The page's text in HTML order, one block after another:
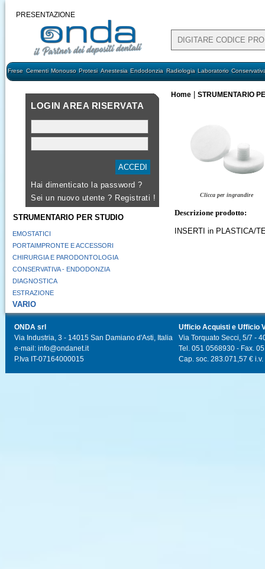
PRESENTAZIONE
Frese Cementi Monouso Protesi Anestesia Endodonzia Radiologia Laboratorio
LOGIN AREA RISERVATA
Hai dimenticato la password ?
Sei un nuovo utente ? Registrati !
STRUMENTARIO PER STUDIO
EMOSTATICI
PORTAIMPRONTE E ACCESSORI
CHIRURGIA E PARODONTOLOGIA
CONSERVATIVA - ENDODONZIA
DIAGNOSTICA
ESTRAZIONE
VARIO
Home STRUMENTARIO
Clicca per ingrandire
Descrizione prodotto:
INSERTI in PLASTICA/
ONDA srl
Via Industria, 3 - 14015 San Damiano d'Asti, Italia
e-mail: info@ondanet.it
P.Iva IT-07164000015
Ufficio Acquisti e Ufficio
Via Torquato Secci, 5/7 -
Tel. 051 0568930 - Fax.
Cap. soc. 283.071,57 € i.v.